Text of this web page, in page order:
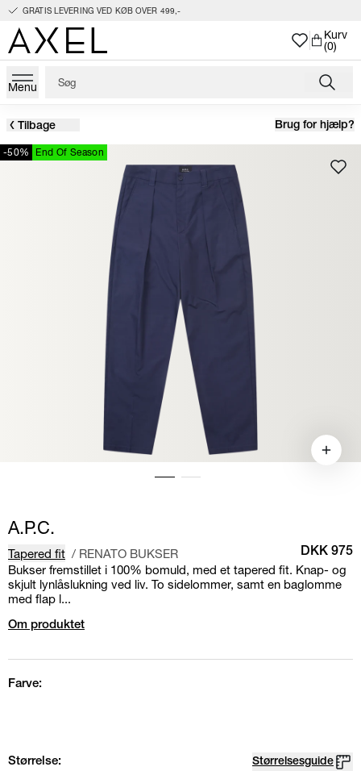
GRATIS LEVERING VED KØB OVER 499,-
Kurv
(0)
Menu
Tilbage Brug for hjælp?
-50% End Of Season
A.P.C.
Tapered fit / RENATO BUKSER DKK 975
Bukser fremstillet i 100% bomuld, med et tapered fit. Knap- og
skjult lynlåslukning ved liv. To sidelommer, samt en baglomme
med flap l...
Om produktet
Farve:
Størrelse: Størrelsesguide